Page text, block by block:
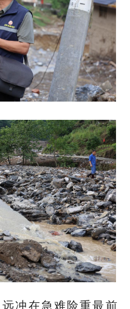
冲在急难险重最前